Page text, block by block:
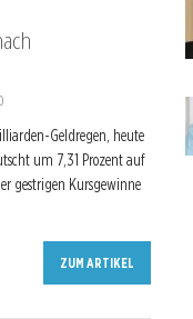
Geldregen, heute
um 7,31 Prozent auf
gestrigen Kursgewinne
ZUM ARTIKEL